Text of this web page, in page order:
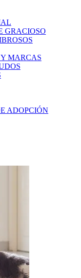
GRACIOSO
MARCAS
ADOPCIÓN